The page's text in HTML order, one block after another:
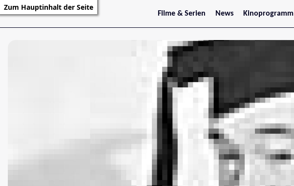
Zum Hauptinhalt der Seite
Filme & Serien
Trailer
Filmarchiv
Serienarchiv
News
Stars
Kinoprogramm
Jetzt im Kino
Kärnten
Salzburg